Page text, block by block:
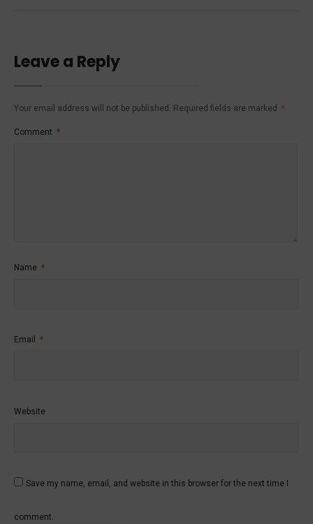
Leave a Reply
Your email address will not be published. Required fields are marked *
Comment *
Name *
Email *
Website
Save my name, email, and website in this browser for the next time I
comment.